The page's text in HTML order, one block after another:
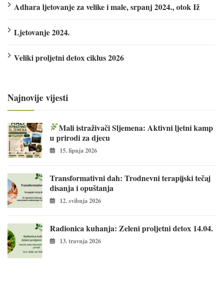
Adhara ljetovanje za velike i male, srpanj 2024., otok Iž
Ljetovanje 2024.
Veliki proljetni detox ciklus 2026
Najnovije vijesti
Mali istraživači Sljemena: Aktivni ljetni kamp
u prirodi za djecu
15. lipnja 2026
Transformativni dah: Trodnevni terapijski tečaj
disanja i opuštanja
12. svibnja 2026
Radionica kuhanja: Zeleni proljetni detox 14.04.
13. travnja 2026